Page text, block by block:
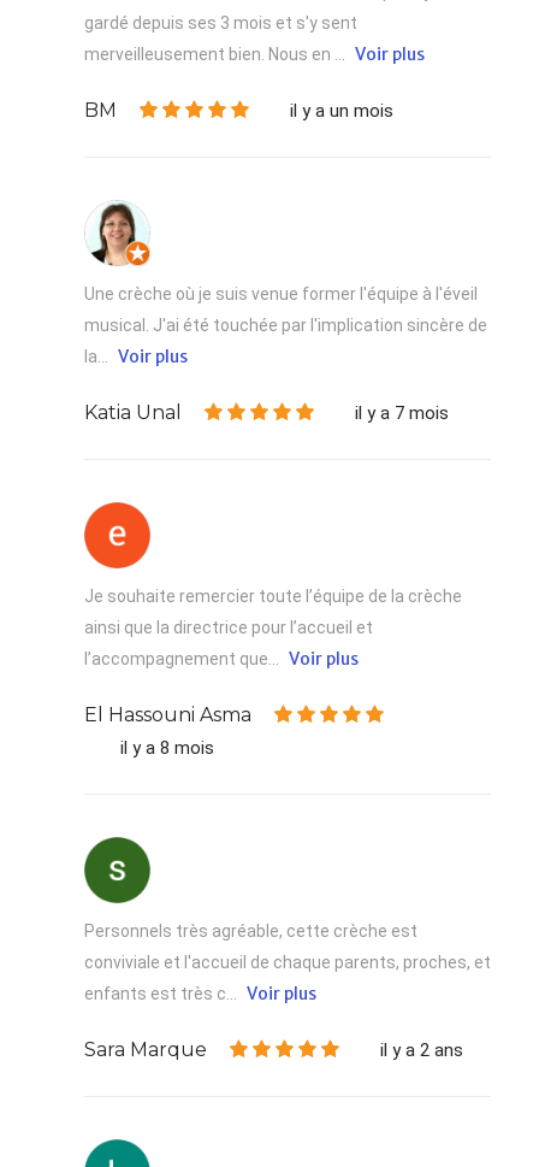
gardé depuis ses 3 mois et s'y sent
merveilleusement bien. Nous en ... Voir plus
BM il y a un mois
Une crèche où je suis venue former l'équipe à l'éveil
musical. J'ai été touchée par l'implication sincère de
la... Voir plus
Katia Unal il y a 7 mois
Je souhaite remercier toute l’équipe de la crèche
ainsi que la directrice pour l’accueil et
l’accompagnement que... Voir plus
El Hassouni Asma
il y a 8 mois
Personnels très agréable, cette crèche est
conviviale et l'accueil de chaque parents, proches, et
enfants est très c... Voir plus
Sara Marque il y a 2 ans